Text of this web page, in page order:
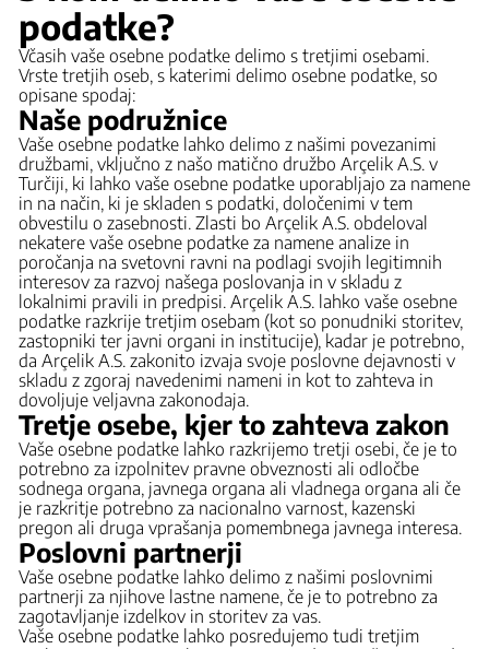
podatke?
Včasih vaše osebne podatke delimo s tretjimi osebami.
Vrste tretjih oseb, s katerimi delimo osebne podatke, so
opisane spodaj:
Naše podružnice
Vaše osebne podatke lahko delimo z našimi povezanimi
družbami, vključno z našo matično družbo Arçelik A.S. v
Turčiji, ki lahko vaše osebne podatke uporabljajo za namene
in na način, ki je skladen s podatki, določenimi v tem
obvestilu o zasebnosti. Zlasti bo Arçelik A.S. obdeloval
nekatere vaše osebne podatke za namene analize in
poročanja na svetovni ravni na podlagi svojih legitimnih
interesov za razvoj našega poslovanja in v skladu z
lokalnimi pravili in predpisi. Arçelik A.S. lahko vaše osebne
podatke razkrije tretjim osebam (kot so ponudniki storitev,
zastopniki ter javni organi in institucije), kadar je potrebno,
da Arçelik A.S. zakonito izvaja svoje poslovne dejavnosti v
skladu z zgoraj navedenimi nameni in kot to zahteva in
dovoljuje veljavna zakonodaja.
Tretje osebe, kjer to zahteva zakon
Vaše osebne podatke lahko razkrijemo tretji osebi, če je to
potrebno za izpolnitev pravne obveznosti ali odločbe
sodnega organa, javnega organa ali vladnega organa ali če
je razkritje potrebno za nacionalno varnost, kazenski
pregon ali druga vprašanja pomembnega javnega interesa.
Poslovni partnerji
Vaše osebne podatke lahko delimo z našimi poslovnimi
partnerji za njihove lastne namene, če je to potrebno za
zagotavljanje izdelkov in storitev za vas.
Vaše osebne podatke lahko posredujemo tudi tretjim